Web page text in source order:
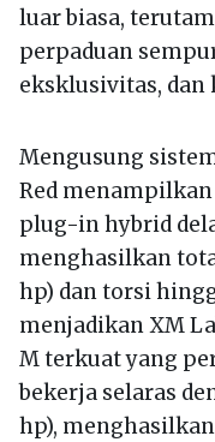
luar biasa,
perpaduan
eksklusivitas, dan
Mengusung
Red
plug-in hybrid
menghasilkan
hp) dan torsi
menjadikan XM
M terkuat yang
bekerja selaras
hp),